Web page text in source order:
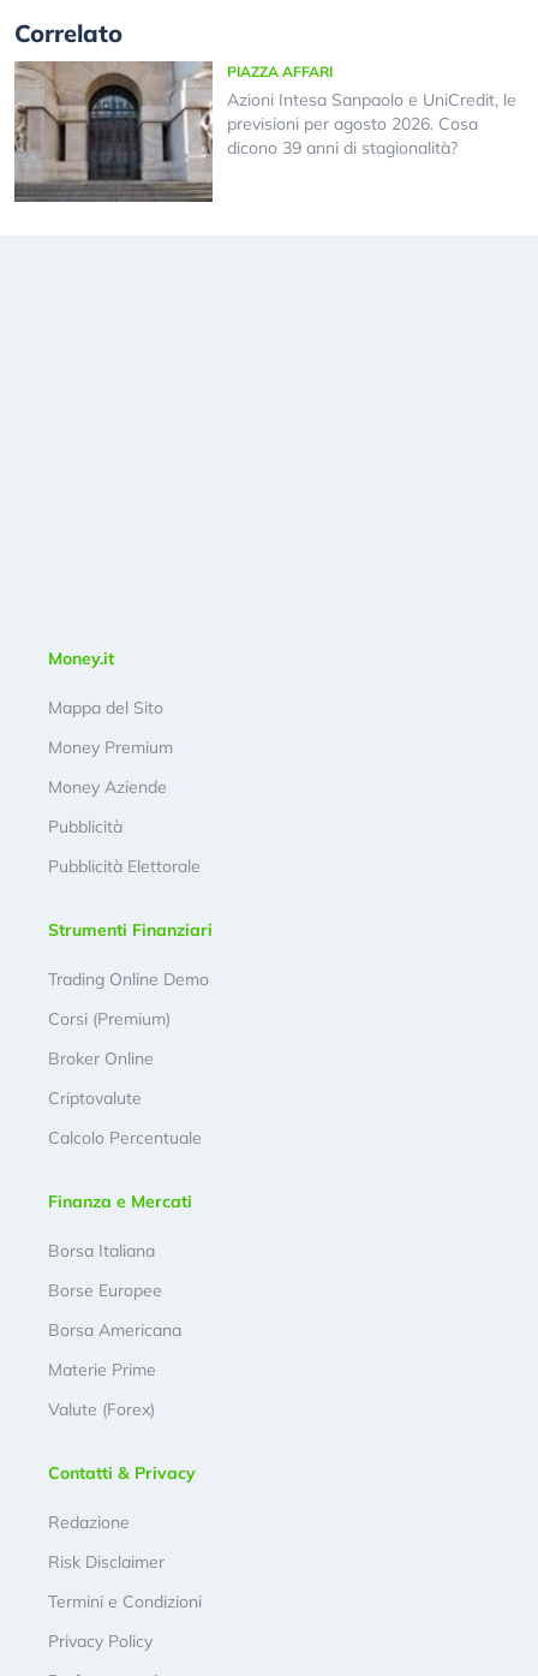
Correlato
PIAZZA AFFARI
Azioni Intesa Sanpaolo e UniCredit, le
previsioni per agosto 2026. Cosa
dicono 39 anni di stagionalità?
Money.it
Mappa del Sito
Money Premium
Money Aziende
Pubblicità
Pubblicità Elettorale
Strumenti Finanziari
Trading Online Demo
Corsi (Premium)
Broker Online
Criptovalute
Calcolo Percentuale
Finanza e Mercati
Borsa Italiana
Borse Europee
Borsa Americana
Materie Prime
Valute (Forex)
Contatti & Privacy
Redazione
Risk Disclaimer
Termini e Condizioni
Privacy Policy